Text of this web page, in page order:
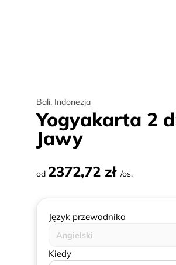
Bali, Indonezja
Yogyakarta 2
Jawy
od 2372,72 zł /os.
Język przewodnika
Angielski
Kiedy